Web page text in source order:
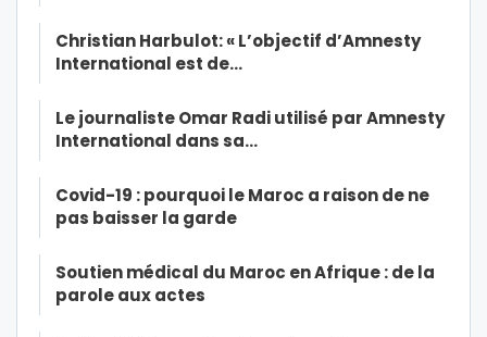
Christian Harbulot: « L’objectif d’Amnesty
International est de…
Le journaliste Omar Radi utilisé par Amnesty
International dans sa…
Covid-19 : pourquoi le Maroc a raison de ne
pas baisser la garde
Soutien médical du Maroc en Afrique : de la
parole aux actes